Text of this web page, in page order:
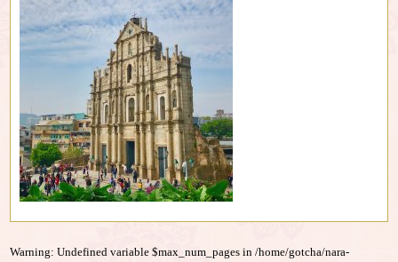
Warning: Undefined variable $max_num_pages in/home/gotcha/nara-